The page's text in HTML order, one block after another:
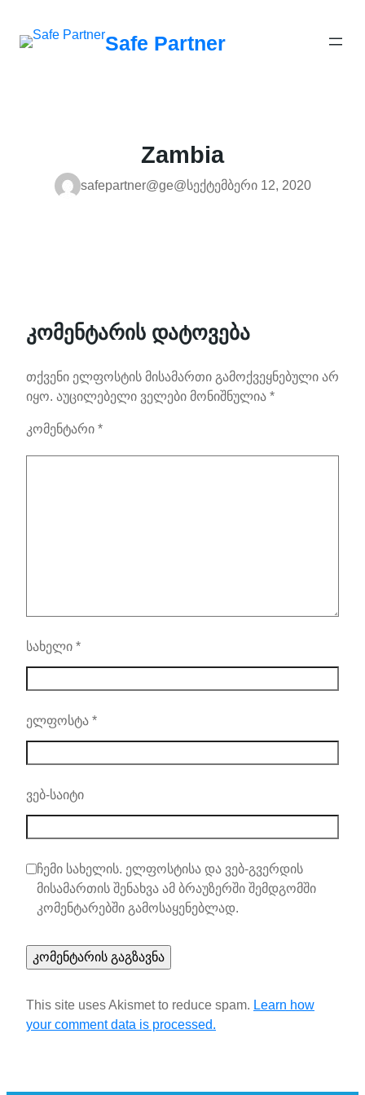
გადასვლა
Safe Partner
Zambia
safepartner@ge@სექტემბერი 12, 2020
კომენტარის დატოვება
თქვენი ელფოსტის მისამართი გამოქვეყნებული არ
იყო. აუცილებელი ველები მონიშნულია *
კომენტარი *
სახელი *
ელფოსტა *
ვებ-საიტი
ჩემი სახელის. ელფოსტისა და ვებ-გვერდის
მისამართის შენახვა ამ ბრაუზერში შემდგომში
კომენტარებში გამოსაყენებლად.
This site uses Akismet to reduce spam. Learn how
your comment data is processed.